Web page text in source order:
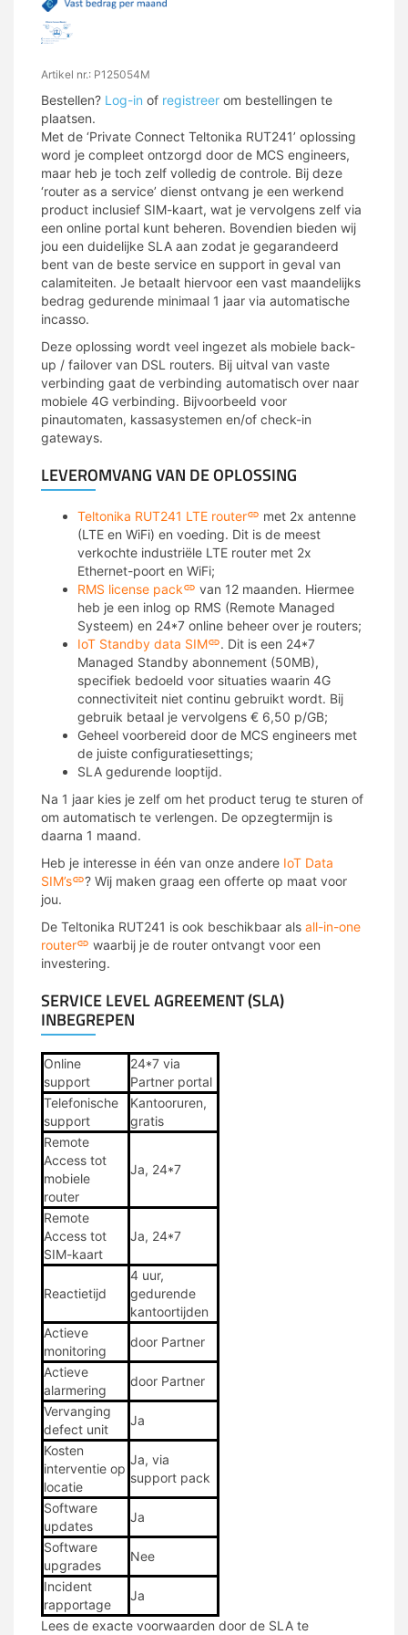
Artikel nr.: P125054M
Bestellen? Log-in of registreer om bestellingen te
plaatsen.
Met de ‘Private Connect Teltonika RUT241’ oplossing
word je compleet ontzorgd door de MCS engineers,
maar heb je toch zelf volledig de controle. Bij deze
‘router as a service’ dienst ontvang je een werkend
product inclusief SIM-kaart, wat je vervolgens zelf via
een online portal kunt beheren. Bovendien bieden wij
jou een duidelijke SLA aan zodat je gegarandeerd
bent van de beste service en support in geval van
calamiteiten. Je betaalt hiervoor een vast maandelijks
bedrag gedurende minimaal 1 jaar via automatische
incasso.
Deze oplossing wordt veel ingezet als mobiele back-
up / failover van DSL routers. Bij uitval van vaste
verbinding gaat de verbinding automatisch over naar
mobiele 4G verbinding. Bijvoorbeeld voor
pinautomaten, kassasystemen en/of check-in
gateways.
LEVEROMVANG VAN DE OPLOSSING
Teltonika RUT241 LTE router
met 2x antenne
(LTE en WiFi) en voeding. Dit is de meest
verkochte industriële LTE router met 2x
Ethernet-poort en WiFi;
RMS license pack
van 12 maanden. Hiermee
heb je een inlog op RMS (Remote Managed
Systeem) en 24*7 online beheer over je routers;
IoT Standby data SIM
. Dit is een 24*7
Managed Standby abonnement (50MB),
specifiek bedoeld voor situaties waarin 4G
connectiviteit niet continu gebruikt wordt. Bij
gebruik betaal je vervolgens € 6,50 p/GB;
Geheel voorbereid door de MCS engineers met
de juiste configuratiesettings;
SLA gedurende looptijd.
Na 1 jaar kies je zelf om het product terug te sturen of
om automatisch te verlengen. De opzegtermijn is
daarna 1 maand.
Heb je interesse in één van onze andere IoT Data
SIM’s
? Wij maken graag een offerte op maat voor
jou.
De Teltonika RUT241 is ook beschikbaar als all-in-one
router
waarbij je de router ontvangt voor een
investering.
SERVICE LEVEL AGREEMENT (SLA)
INBEGREPEN
Online
support
24*7 via
Partner portal
Telefonische
support
Kantooruren,
gratis
Remote
Access tot
mobiele
router
Ja, 24*7
Remote
Access tot
SIM-kaart
Ja, 24*7
Reactietijd
4 uur,
gedurende
kantoortijden
Actieve
monitoring
door Partner
Actieve
alarmering
door Partner
Vervanging
defect unit
Ja
Kosten
interventie op
locatie
Ja, via
support pack
Software
updates
Ja
Software
upgrades
Nee
Incident
rapportage
Ja
Lees de exacte voorwaarden door de SLA te